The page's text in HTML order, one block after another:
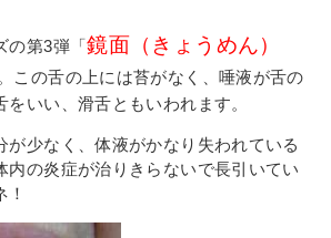
の第3弾「鏡面（きょうめん）
この舌の上には苔がなく、唾液が舌の
いい、滑舌ともいわれます。
が少なく、体液がかなり失われている
内の炎症が治りきらないで長引いてい